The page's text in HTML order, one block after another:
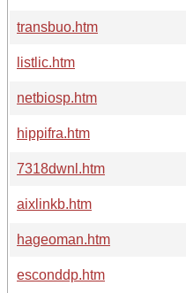
transbuo.htm
listlic.htm
netbiosp.htm
hippifra.htm
7318dwnl.htm
aixlinkb.htm
hageoman.htm
esconddp.htm